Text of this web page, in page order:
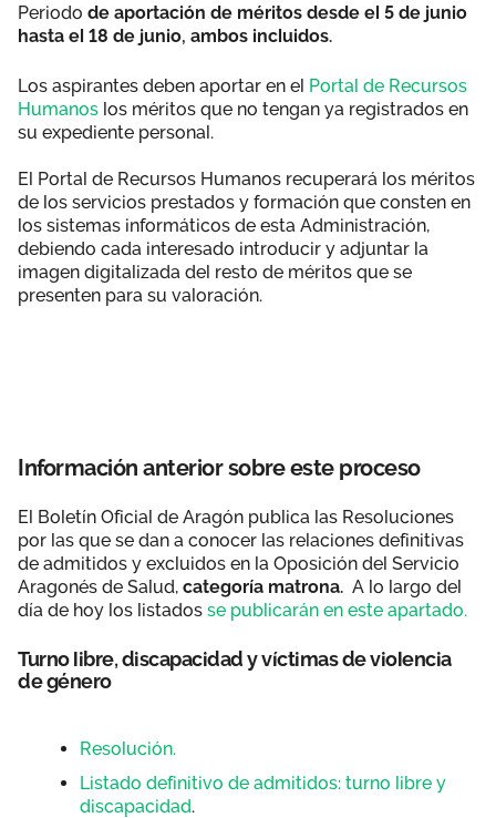
Periodo de aportación de méritos desde el 5 de junio
hasta el 18 de junio, ambos incluidos.
Los aspirantes deben aportar en el Portal de Recursos
Humanos los méritos que no tengan ya registrados en
su expediente personal.
El Portal de Recursos Humanos recuperará los méritos
de los servicios prestados y formación que consten en
los sistemas informáticos de esta Administración,
debiendo cada interesado introducir y adjuntar la
imagen digitalizada del resto de méritos que se
presenten para su valoración.
Información anterior sobre este proceso
El Boletín Oficial de Aragón publica las Resoluciones
por las que se dan a conocer las relaciones definitivas
de admitidos y excluidos en la Oposición del Servicio
Aragonés de Salud, categoría matrona. A lo largo del
día de hoy los listados se publicarán en este apartado.
Turno libre, discapacidad y víctimas de violencia
de género
Resolución.
Listado definitivo de admitidos: turno libre y
discapacidad.